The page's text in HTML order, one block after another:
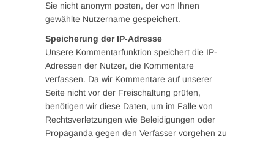
Sie nicht anonym posten, der von Ihnen
gewählte Nutzername gespeichert.
Speicherung der IP-Adresse
Unsere Kommentarfunktion speichert die IP-
Adressen der Nutzer, die Kommentare
verfassen. Da wir Kommentare auf unserer
Seite nicht vor der Freischaltung prüfen,
benötigen wir diese Daten, um im Falle von
Rechtsverletzungen wie Beleidigungen oder
Propaganda gegen den Verfasser vorgehen zu